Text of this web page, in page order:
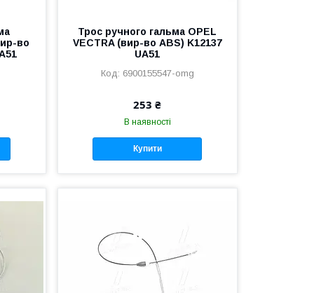
во
Трос ручного гальма OPEL
VECTRA (вир-во ABS) K12137
UA51
6900155547-omg
253 ₴
В наявності
Купити